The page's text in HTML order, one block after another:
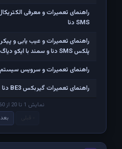
راهنمای تعمیرات و معرفی
SMS دنا
راهنمای تعمیرات و عیب یابی و
پلکس SMS دنا و سمند با ایکو دیاگ
راهنمای تعمیرات و سرویس
راهنمای تعمیرات گیربکس BE3 دنا
نمایش 1 تا 20 از 60 مطلب